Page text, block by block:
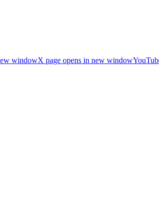
windowX page opens in new window